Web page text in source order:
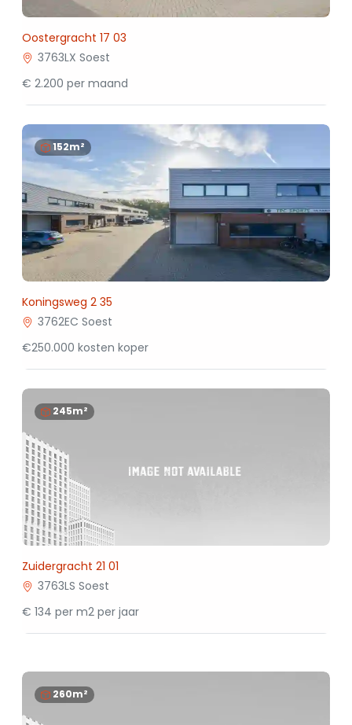
Oostergracht 17 03
3763LX Soest
€ 2.200 per maand
152m²
Koningsweg 2 35
3762EC Soest
€250.000 kosten koper
245m²
Zuidergracht 21 01
3763LS Soest
€ 134 per m2 per jaar
260m²